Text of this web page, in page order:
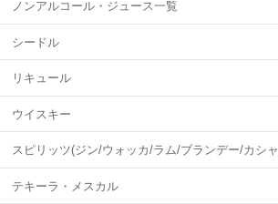
ノンアルコール・ジュース一覧
シードル
リキュール
ウイスキー
スピリッツ(ジン/ウォッカ/ラム/ブランデー/カシ
テキーラ・メスカル